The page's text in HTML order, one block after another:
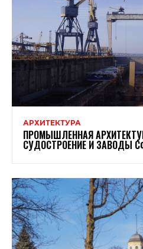
АРХИТЕКТУРА
ПРОМЫШЛЕННАЯ
СУДОСТРОЕНИЕ И ЗАВОДЫ